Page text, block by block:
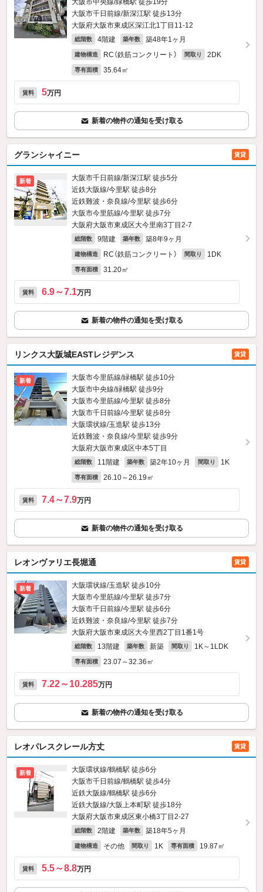
大阪市中央線/緑橋駅 徒歩19分
大阪市千日前線/新深江駅 徒歩13分
大阪府大阪市東成区深江北1丁目11-12
総階数 4階建 築年数 築48年1ヶ月
建物構造 RC（鉄筋コンクリート） 間取り 2DK
専有面積 35.64㎡
賃料 5万円
新着の物件の通知を受け取る
グランシャイニー 賃貸
新着
大阪市千日前線/新深江駅 徒歩5分
近鉄大阪線/今里駅 徒歩8分
近鉄難波・奈良線/今里駅 徒歩6分
大阪市今里筋線/今里駅 徒歩7分
大阪府大阪市東成区大今里南3丁目2-7
総階数 9階建 築年数 築8年9ヶ月
建物構造 RC（鉄筋コンクリート） 間取り 1DK
専有面積 31.20㎡
賃料 6.9～7.1万円
新着の物件の通知を受け取る
リンクス大阪城EASTレジデンス 賃貸
新着
大阪市今里筋線/緑橋駅 徒歩10分
大阪市中央線/緑橋駅 徒歩9分
大阪市今里筋線/今里駅 徒歩8分
大阪市千日前線/今里駅 徒歩8分
大阪環状線/玉造駅 徒歩13分
近鉄難波・奈良線/今里駅 徒歩9分
大阪府大阪市東成区中本5丁目
総階数 11階建 築年数 築2年10ヶ月 間取り 1K
専有面積 26.10～26.19㎡
賃料 7.4～7.9万円
新着の物件の通知を受け取る
レオンヴァリエ長堀通 賃貸
新着
大阪環状線/玉造駅 徒歩10分
大阪市今里筋線/今里駅 徒歩7分
大阪市千日前線/今里駅 徒歩6分
近鉄難波・奈良線/今里駅 徒歩7分
大阪府大阪市東成区大今里西2丁目1番1号
総階数 13階建 築年数 新築 間取り 1K～1LDK
専有面積 23.07～32.36㎡
賃料 7.22～10.285万円
新着の物件の通知を受け取る
レオパレスクレール方丈 賃貸
新着
大阪環状線/鶴橋駅 徒歩6分
大阪市千日前線/鶴橋駅 徒歩4分
近鉄大阪線/鶴橋駅 徒歩6分
近鉄大阪線/大阪上本町駅 徒歩18分
大阪府大阪市東成区東小橋3丁目2-27
総階数 2階建 築年数 築18年5ヶ月
建物構造 その他 間取り 1K 専有面積 19.87㎡
賃料 5.5～8.8万円